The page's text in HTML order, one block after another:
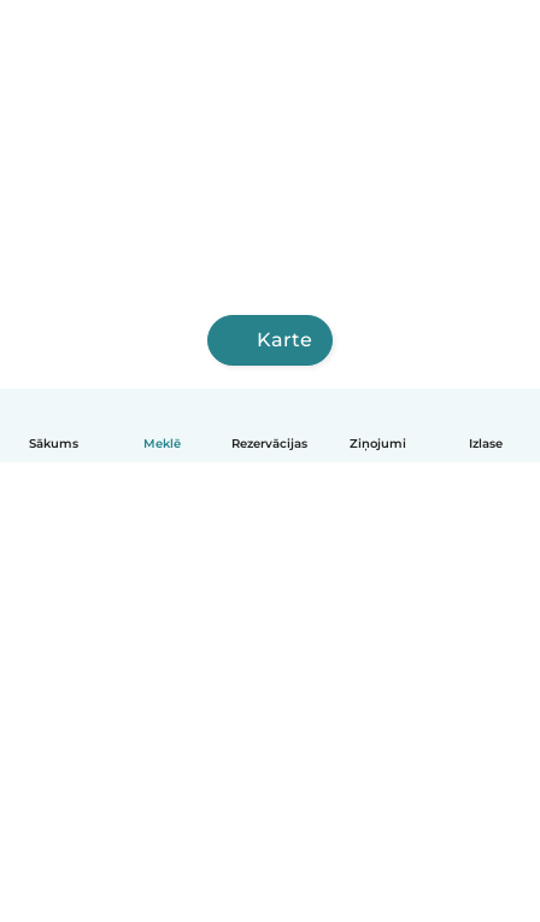
Sākums Meklē Rezervācijas Ziņojumi Izlase
Karte